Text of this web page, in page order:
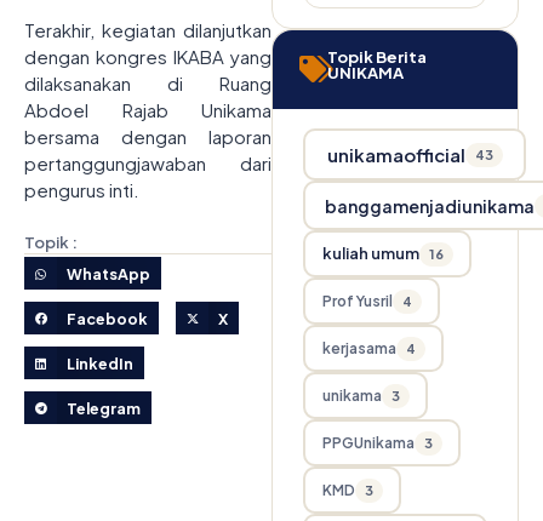
Terakhir, kegiatan dilanjutkan
dengan kongres IKABA yang
dilaksanakan di Ruang
Abdoel Rajab Unikama
bersama dengan laporan
pertanggungjawaban dari
pengurus inti.
Topik :
WhatsApp
Facebook X
LinkedIn
Telegram
Topik Berita
UNIKAMA
unikamaofficial 43
banggamenjadiunikama
kuliah umum 16
Prof Yusril 4
kerjasama 4
unikama 3
PPGUnikama 3
KMD 3